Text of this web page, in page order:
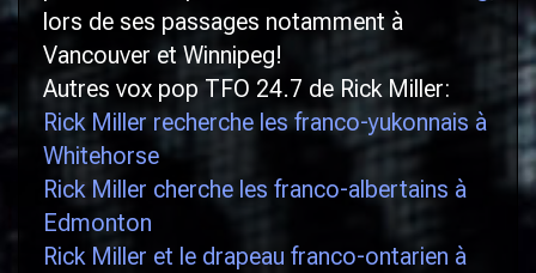
lors de ses passages notamment à
Vancouver et Winnipeg!
Autres vox pop TFO 24.7 de Rick Miller:
Rick Miller recherche les franco-yukonnais à
Whitehorse
Rick Miller cherche les franco-albertains à
Edmonton
Rick Miller et le drapeau franco-ontarien à